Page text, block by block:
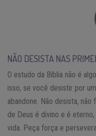
NÃO DESISTA NAS
O estudo da Bíblia não é
isso, se você desistir por
abandone. Não desista,
de Deus é divino e é
vida. Peça força e